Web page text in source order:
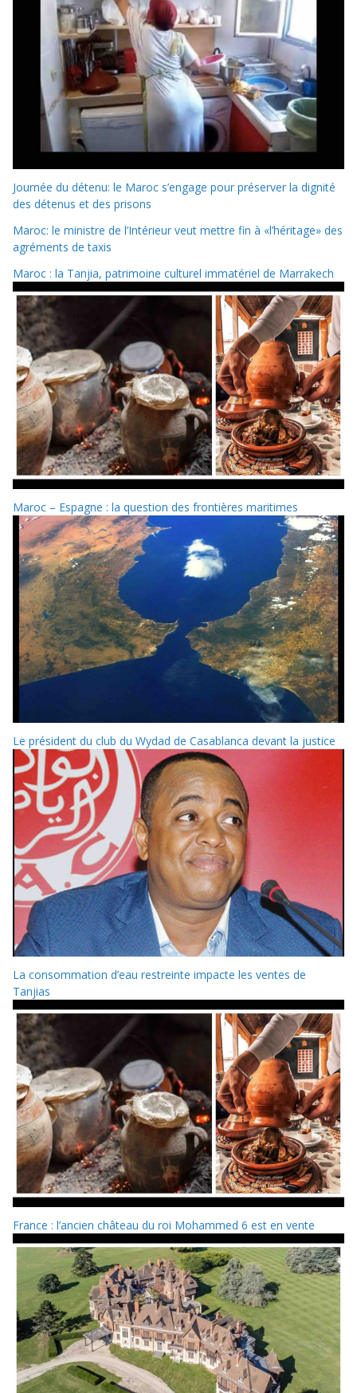
Journée du détenu: le Maroc s’engage pour préserver la dignité
des détenus et des prisons
Maroc: le ministre de l’Intérieur veut mettre fin à «l’héritage» des
agréments de taxis
Maroc : la Tanjia, patrimoine culturel immatériel de Marrakech
Maroc – Espagne : la question des frontières maritimes
Le président du club du Wydad de Casablanca devant la justice
La consommation d’eau restreinte impacte les ventes de
Tanjias
France : l’ancien château du roi Mohammed 6 est en vente